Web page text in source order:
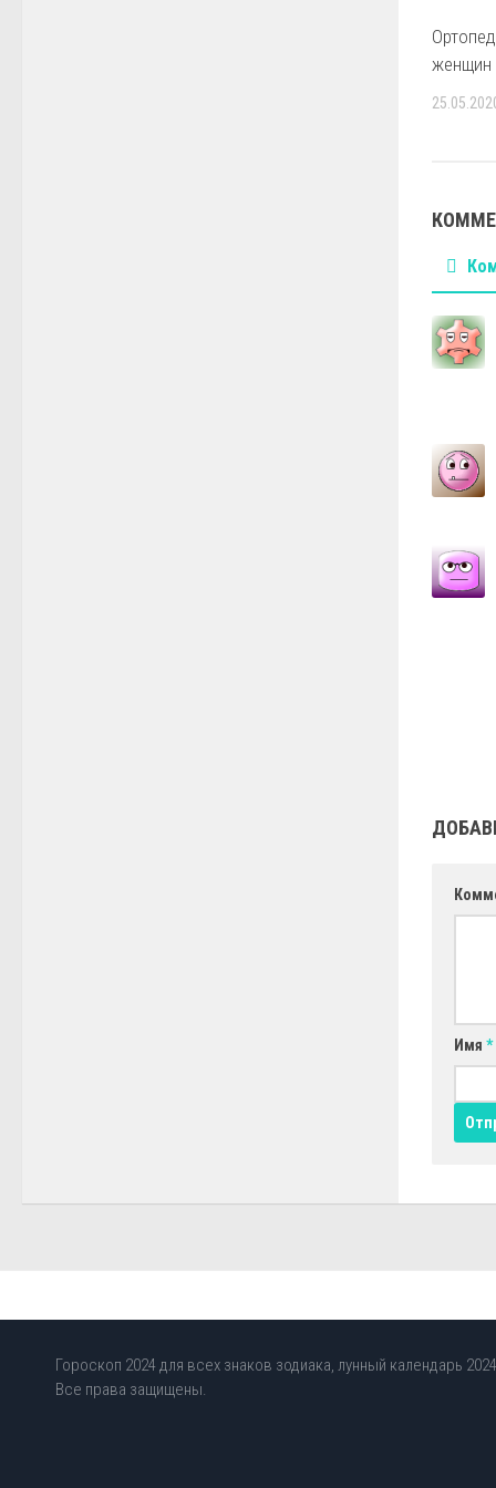
женщин
Имя *
Гороскоп 2024 для всех знаков зодиака, лунный календарь
Все права защищены.